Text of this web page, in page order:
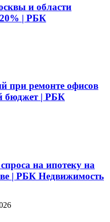
и области
20% | РБК
при ремонте офисов
бюджет | РБК
на ипотеку на
| РБК Недвижимость